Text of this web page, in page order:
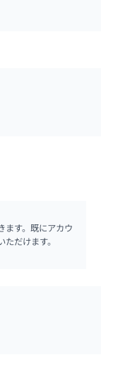
ます。既にアカウ
だけます。